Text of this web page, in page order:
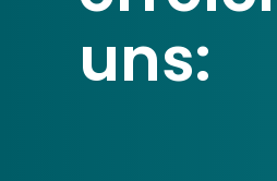
uns: